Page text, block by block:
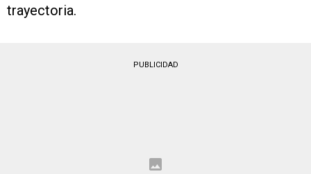
trayectoria.
PUBLICIDAD